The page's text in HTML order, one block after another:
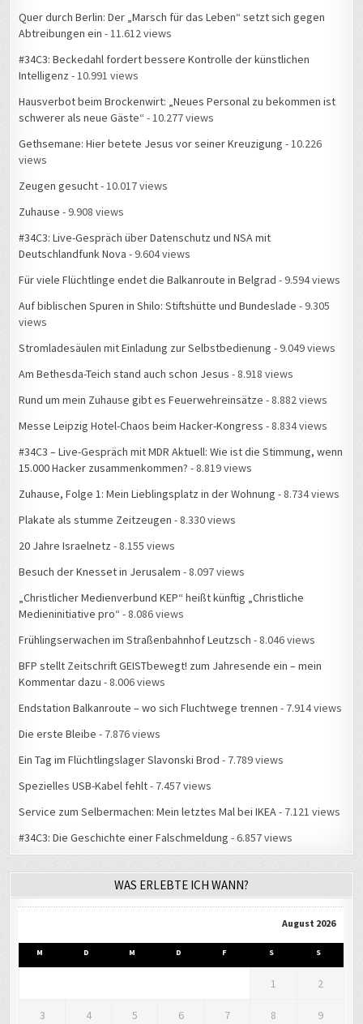
Quer durch Berlin: Der „Marsch für das Leben“ setzt sich gegen
Abtreibungen ein - 11.612 views
#34C3: Beckedahl fordert bessere Kontrolle der künstlichen
Intelligenz - 10.991 views
Hausverbot beim Brockenwirt: „Neues Personal zu bekommen ist
schwerer als neue Gäste“ - 10.277 views
Gethsemane: Hier betete Jesus vor seiner Kreuzigung - 10.226
views
Zeugen gesucht- 10.017 views
Zuhause - 9.908 views
#34C3: Live-Gespräch über Datenschutz und NSA mit
Deutschlandfunk Nova - 9.604 views
Für viele Flüchtlinge endet die Balkanroute in Belgrad - 9.594 views
Auf biblischen Spuren in Shilo: Stiftshütte und Bundeslade - 9.305
views
Stromladesäulen mit Einladung zur Selbstbedienung - 9.049 views
Am Bethesda-Teich stand auch schon Jesus - 8.918 views
Rund um mein Zuhause gibt es Feuerwehreinsätze - 8.882 views
Messe Leipzig Hotel-Chaos beim Hacker-Kongress - 8.834 views
#34C3 – Live-Gespräch mit MDR Aktuell: Wie ist die Stimmung, wenn
15.000 Hacker zusammenkommen? - 8.819 views
Zuhause, Folge 1: Mein Lieblingsplatz in der Wohnung - 8.734 views
Plakate als stumme Zeitzeugen - 8.330 views
20 Jahre Israelnetz - 8.155 views
Besuch der Knesset in Jerusalem - 8.097 views
„Christlicher Medienverbund KEP“ heißt künftig „Christliche
Medieninitiative pro“ - 8.086 views
Frühlingserwachen im Straßenbahnhof Leutzsch - 8.046 views
BFP stellt Zeitschrift GEISTbewegt! zum Jahresende ein – mein
Kommentar dazu - 8.006 views
Endstation Balkanroute – wo sich Fluchtwege trennen - 7.914 views
Die erste Bleibe - 7.876 views
Ein Tag im Flüchtlingslager Slavonski Brod - 7.789 views
Spezielles USB-Kabel fehlt- 7.457 views
Service zum Selbermachen: Mein letztes Mal bei IKEA- 7.121 views
#34C3: Die Geschichte einer Falschmeldung - 6.857 views
WAS ERLEBTE ICH WANN?
August 2026
M D M D F S S
1 2
3 4 5 6 7 8 9